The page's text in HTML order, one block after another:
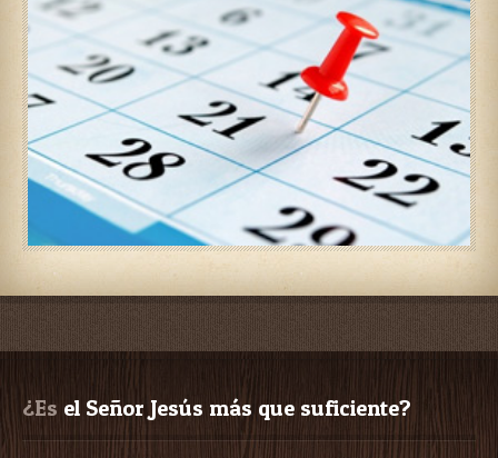
¿Es el Señor Jesús más que suficiente?